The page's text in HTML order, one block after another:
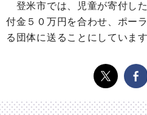
登米市では、児童が寄付し
付金５０万円を合わせ、ポー
る団体に送ることにしています